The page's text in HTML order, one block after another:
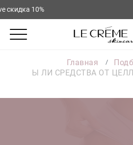
Главная
ЛИ СРЕДСТВА ОТ